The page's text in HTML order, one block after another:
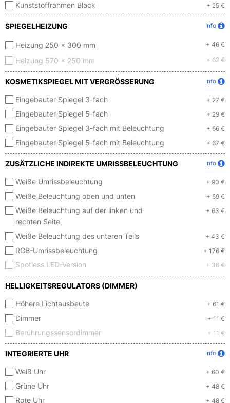
Kunststoffrahmen Black + 25 €
SPIEGELHEIZUNG Info
Heizung 250 x 300 mm + 46 €
Heizung 570 x 250 mm + 62 €
KOSMETIKSPIEGEL MIT VERGRÖSSERUNG Info
Eingebauter Spiegel 3-fach + 27 €
Eingebauter Spiegel 5-fach + 29 €
Eingebauter Spiegel 3-fach mit Beleuchtung + 66 €
Eingebauter Spiegel 5-fach mit Beleuchtung + 67 €
ZUSÄTZLICHE INDIREKTE UMRISSBELEUCHTUNG Info
Weiße Umrissbeleuchtung + 90 €
Weiße Beleuchtung oben und unten + 59 €
Weiße Beleuchtung auf der linken und
rechten Seite
+ 63 €
Weiße Beleuchtung des unteren Teils + 43 €
RGB-Umrissbeleuchtung + 176 €
Spotless LED-Version + 36 €
HELLIGKEITSREGULATORS (DIMMER)
Höhere Lichtausbeute + 61 €
Dimmer + 11 €
Berührungssensordimmer + 11 €
INTEGRIERTE UHR Info
Weiß Uhr + 60 €
Grüne Uhr + 48 €
Rote Uhr + 48 €